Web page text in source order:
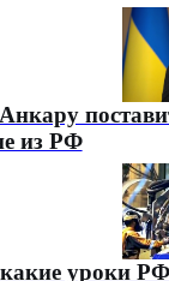
из РФ
уроки РФ